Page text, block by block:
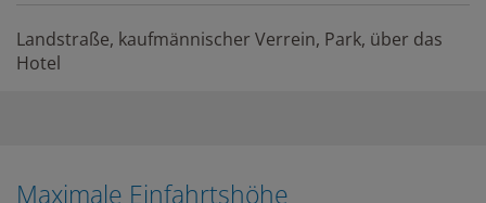
Landstraße, kaufmännischer Verrein, Park, über das
Hotel
Maximale Einfahrtshöhe